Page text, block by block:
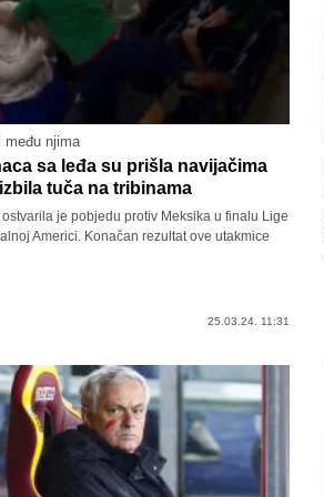
među njima
sa leđa su prišla navijačima
tuča na tribinama
je pobjedu protiv Meksika u finalu Lige
Americi. Konačan rezultat ove utakmice
25.03.24. 11:31